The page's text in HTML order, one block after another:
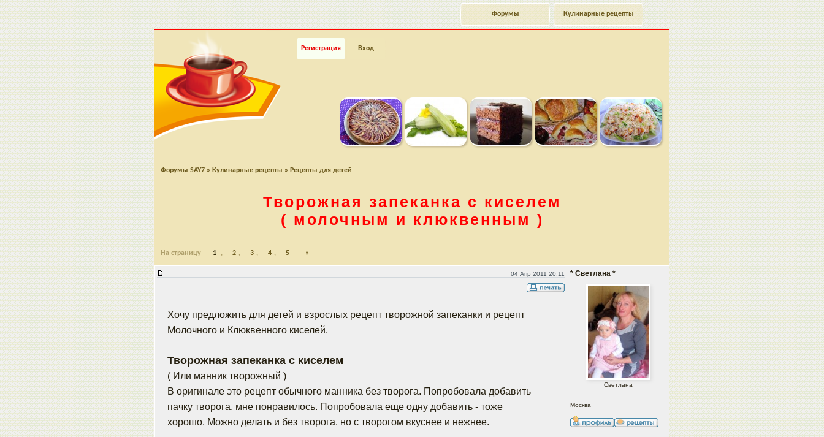
Кулинарные рецепты
Форумы
Регистрация Вход
Форумы SAY7 » Кулинарные рецепты » Рецепты для детей
Творожная запеканка с киселем
( молочным и клюквенным )
На страницу 1 , 2 , 3 , 4 , 5 »
04 Апр 2011 20:11 * Светлана *
Светлана
Москва
Хочу предложить для детей и взрослых рецепт творожной запеканки и рецепт
Молочного и Клюквенного киселей.
Творожная запеканка с киселем
( Или манник творожный )
В оригинале это рецепт обычного манника без творога. Попробовала добавить
пачку творога, мне понравилось. Попробовала еще одну добавить - тоже
хорошо. Можно делать и без творога. но с творогом вкуснее и нежнее.